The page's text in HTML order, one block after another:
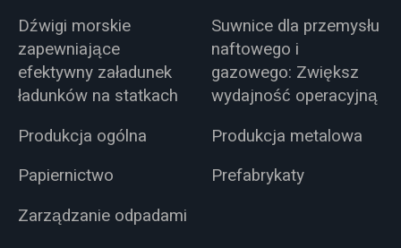
Dźwigi morskie
zapewniające
efektywny załadunek
ładunków na statkach
Suwnice dla przemysłu
naftowego i
gazowego: Zwiększ
wydajność operacyjną
Produkcja ogólna
Produkcja metalowa
Papiernictwo
Prefabrykaty
Zarządzanie odpadami